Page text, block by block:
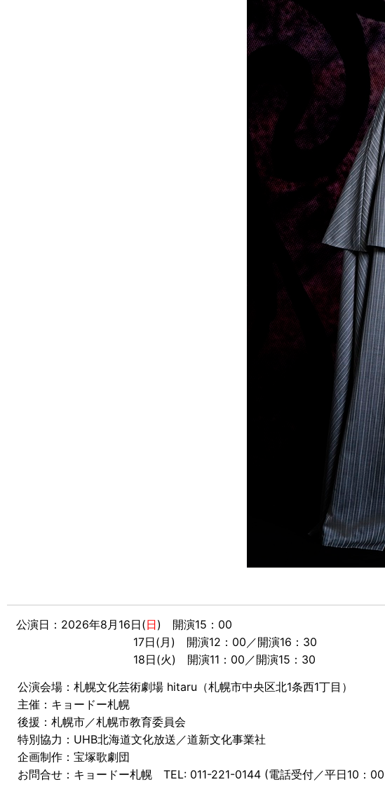
公演日：2026年8月16日(日) 開演15：00
17日(月) 開演12：00／開演16：30
18日(火) 開演11：00／開演15：30
公演会場：札幌文化芸術劇場 hitaru（札幌市中央区北1条西1丁目）
主催：キョードー札幌
後援：札幌市／札幌市教育委員会
特別協力：UHB北海道文化放送／道新文化事業社
企画制作：宝塚歌劇団
お問合せ：キョードー札幌 TEL: 011-221-0144 (電話受付／平日10：